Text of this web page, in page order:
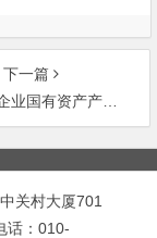
下一篇
产权登记表证填报说明的通知
关村大厦701
话：010-